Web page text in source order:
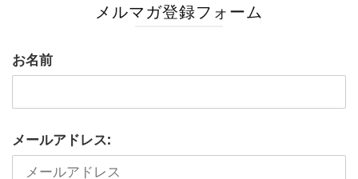
メルマガ登録フォーム
お名前
メールアドレス: